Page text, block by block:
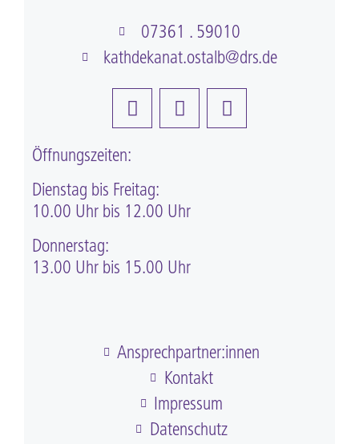
07361 . 59010
kathdekanat.ostalb@drs.de
Öffnungszeiten:
Dienstag bis Freitag:
10.00 Uhr bis 12.00 Uhr
Donnerstag:
13.00 Uhr bis 15.00 Uhr
Ansprechpartner:innen
Kontakt
Impressum
Datenschutz